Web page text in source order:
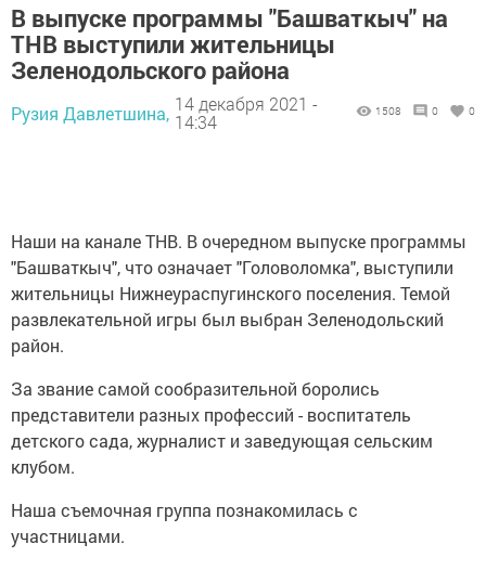
В выпуске программы "Башваткыч" на
ТНВ выступили жительницы
Зеленодольского района
Рузия Давлетшина, 14 декабря 2021 -
14:34
1508 0 0
Наши на канале ТНВ. В очередном выпуске программы
"Башваткыч", что означает "Головоломка", выступили
жительницы Нижнеураспугинского поселения. Темой
развлекательной игры был выбран Зеленодольский
район.
За звание самой сообразительной боролись
представители разных профессий - воспитатель
детского сада, журналист и заведующая сельским
клубом.
Наша съемочная группа познакомилась с
участницами.